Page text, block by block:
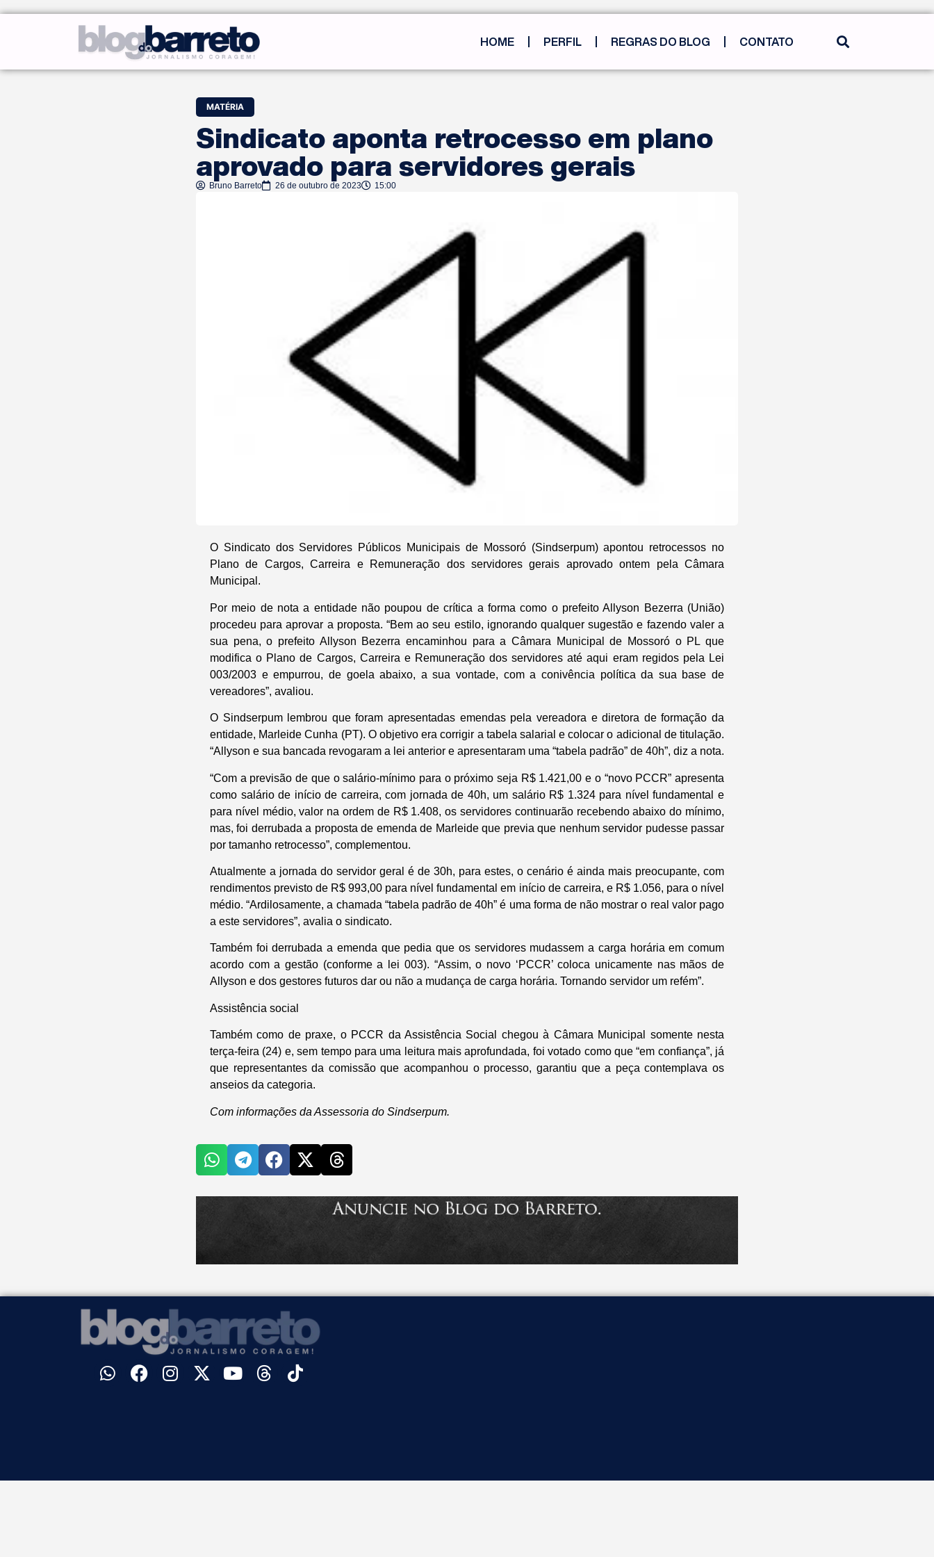
HOME PERFIL REGRAS DO BLOG CONTATO
MATÉRIA
Sindicato aponta retrocesso em plano
aprovado para servidores gerais
Bruno Barreto 26 de outubro de 2023 15:00
O Sindicato dos Servidores Públicos Municipais de Mossoró (Sindserpum) apontou retrocessos no
Plano de Cargos, Carreira e Remuneração dos servidores gerais aprovado ontem pela Câmara
Municipal.
Por meio de nota a entidade não poupou de crítica a forma como o prefeito Allyson Bezerra (União)
procedeu para aprovar a proposta. “Bem ao seu estilo, ignorando qualquer sugestão e fazendo valer a
sua pena, o prefeito Allyson Bezerra encaminhou para a Câmara Municipal de Mossoró o PL que
modifica o Plano de Cargos, Carreira e Remuneração dos servidores até aqui eram regidos pela Lei
003/2003 e empurrou, de goela abaixo, a sua vontade, com a conivência política da sua base de
vereadores”, avaliou.
O Sindserpum lembrou que foram apresentadas emendas pela vereadora e diretora de formação da
entidade, Marleide Cunha (PT). O objetivo era corrigir a tabela salarial e colocar o adicional de titulação.
“Allyson e sua bancada revogaram a lei anterior e apresentaram uma “tabela padrão” de 40h”, diz a nota.
“Com a previsão de que o salário-mínimo para o próximo seja R$ 1.421,00 e o “novo PCCR” apresenta
como salário de início de carreira, com jornada de 40h, um salário R$ 1.324 para nível fundamental e
para nível médio, valor na ordem de R$ 1.408, os servidores continuarão recebendo abaixo do mínimo,
mas, foi derrubada a proposta de emenda de Marleide que previa que nenhum servidor pudesse passar
por tamanho retrocesso”, complementou.
Atualmente a jornada do servidor geral é de 30h, para estes, o cenário é ainda mais preocupante, com
rendimentos previsto de R$ 993,00 para nível fundamental em início de carreira, e R$ 1.056, para o nível
médio. “Ardilosamente, a chamada “tabela padrão de 40h” é uma forma de não mostrar o real valor pago
a este servidores”, avalia o sindicato.
Também foi derrubada a emenda que pedia que os servidores mudassem a carga horária em comum
acordo com a gestão (conforme a lei 003). “Assim, o novo ‘PCCR’ coloca unicamente nas mãos de
Allyson e dos gestores futuros dar ou não a mudança de carga horária. Tornando servidor um refém”.
Assistência social
Também como de praxe, o PCCR da Assistência Social chegou à Câmara Municipal somente nesta
terça-feira (24) e, sem tempo para uma leitura mais aprofundada, foi votado como que “em confiança”, já
que representantes da comissão que acompanhou o processo, garantiu que a peça contemplava os
anseios da categoria.
Com informações da Assessoria do Sindserpum.